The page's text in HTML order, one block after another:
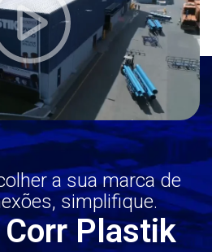
a sua marca de
simplifique.
Plastik